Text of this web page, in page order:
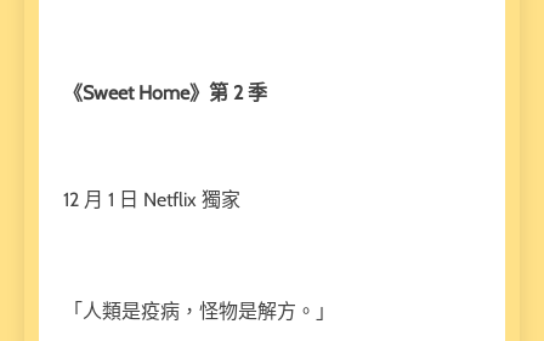
《Sweet Home》第 2 季
12 月 1 日 Netflix 獨家
「人類是疫病，怪物是解方。」